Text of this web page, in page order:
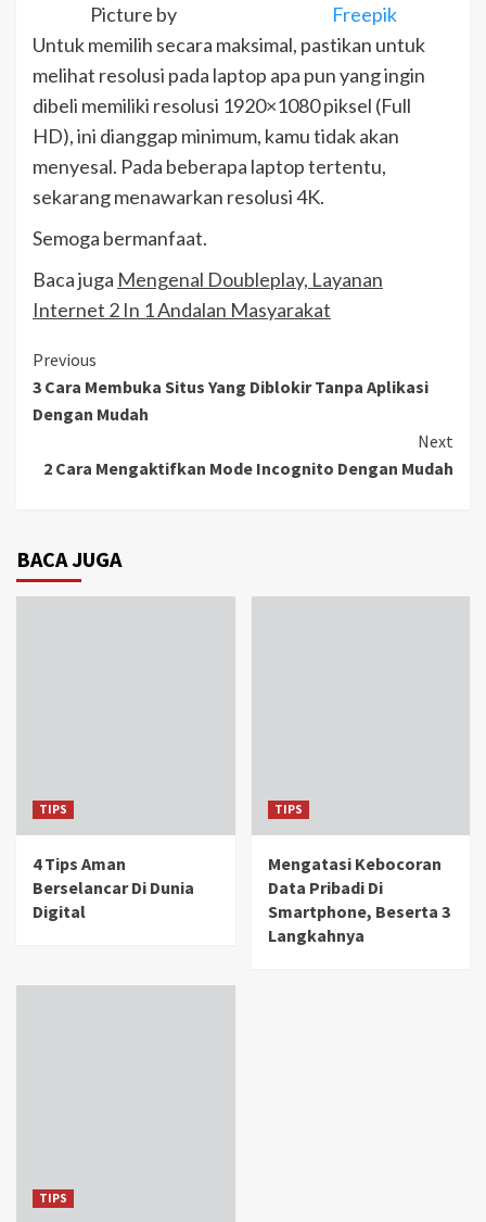
Picture by
Freepik
Untuk memilih secara maksimal, pastikan untuk
melihat resolusi pada laptop apa pun yang ingin
dibeli memiliki resolusi 1920×1080 piksel (Full
HD), ini dianggap minimum, kamu tidak akan
menyesal. Pada beberapa laptop tertentu,
sekarang menawarkan resolusi 4K.
Semoga bermanfaat.
Baca juga Mengenal Doubleplay, Layanan
Internet 2 In 1 Andalan Masyarakat
Continue
Reading
Previous
3 Cara Membuka Situs Yang Diblokir Tanpa Aplikasi
Dengan Mudah
Next
2 Cara Mengaktifkan Mode Incognito Dengan Mudah
BACA JUGA
TIPS
4 Tips Aman
Berselancar Di Dunia
Digital
TIPS
Mengatasi Kebocoran
Data Pribadi Di
Smartphone, Beserta 3
Langkahnya
TIPS